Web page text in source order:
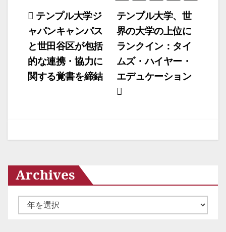
投
稿
ナ
ビ
ョ
ン
テンプル大学、世
界の大学の上位に
ランクイン：タイ
ムズ・ハイヤー・
エデュケーション
テンプル大学ジ
ャパンキャンパス
と世田谷区が包括
的な連携・協力に
関する覚書を締結
Archives
ー